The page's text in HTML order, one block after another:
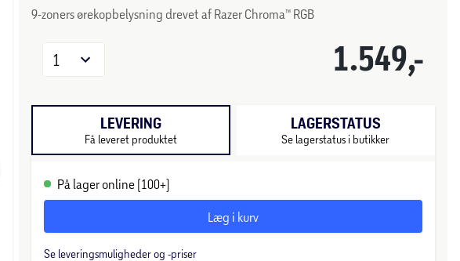
9-zoners ørekopbelysning drevet af Razer Chroma™ RGB
1.549,-
1
LEVERING
Få leveret produktet
LAGERSTATUS
Se lagerstatus i butikker
På lager online (100+)
Læg i kurv
Se leveringsmuligheder og -priser